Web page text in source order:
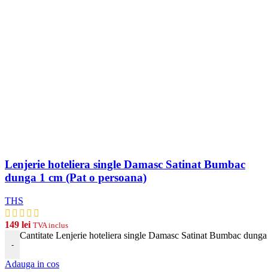
Lenjerie hoteliera single Damasc Satinat Bumbac
dunga 1 cm (Pat o persoana)
THS
149 lei TVA inclus
-
Cantitate Lenjerie hoteliera single Damasc Satinat Bumbac
Adauga in cos